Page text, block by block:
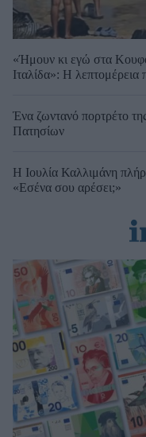
«Ήμουν κι εγώ στα
Ιταλίδα»: Η λεπτομέρεια
Ένα ζωντανό πορτρέτο
Πατησίων
Η Ιουλία Καλλιμάνη
«Εσένα σου αρέσει;»